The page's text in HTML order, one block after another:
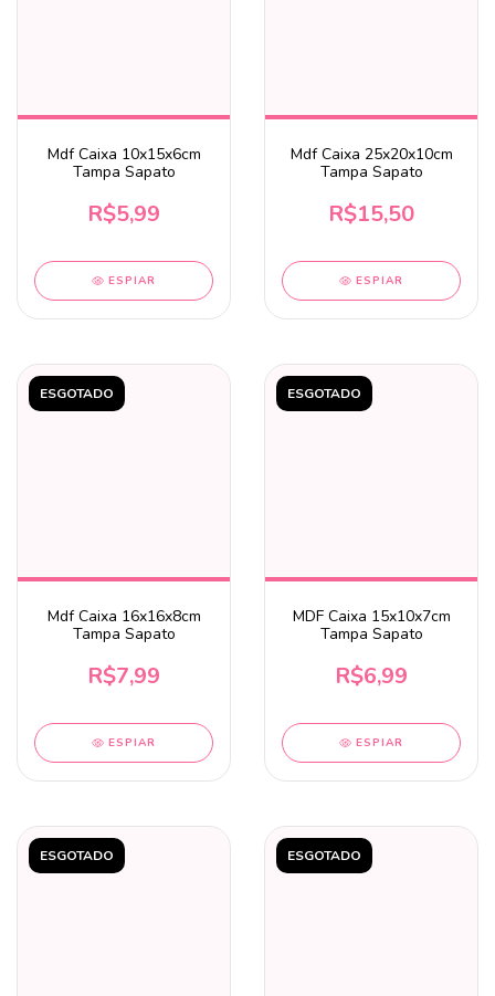
Mdf Caixa 10x15x6cm
Tampa Sapato
R$5,99
ESPIAR
Mdf Caixa 25x20x10cm
Tampa Sapato
R$15,50
ESPIAR
ESGOTADO
Mdf Caixa 16x16x8cm
Tampa Sapato
R$7,99
ESPIAR
ESGOTADO
MDF Caixa 15x10x7cm
Tampa Sapato
R$6,99
ESPIAR
ESGOTADO ESGOTADO